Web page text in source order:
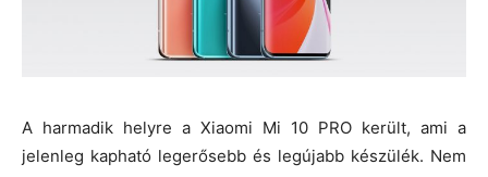
A harmadik helyre a Xiaomi Mi 10 PRO került, ami a
jelenleg kapható legerősebb és legújabb készülék. Nem